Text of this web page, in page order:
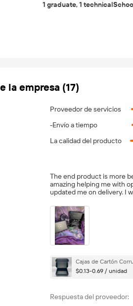
1 graduate, 1
la empresa (17)
Proveedor de servicios
-Envío a tiempo
La calidad del producto
The end product is more
amazing helping me with
updated me on delivery. I
Cajas de Cartón
$0.13-0.69 / unidad
Respuesta del proveedor: